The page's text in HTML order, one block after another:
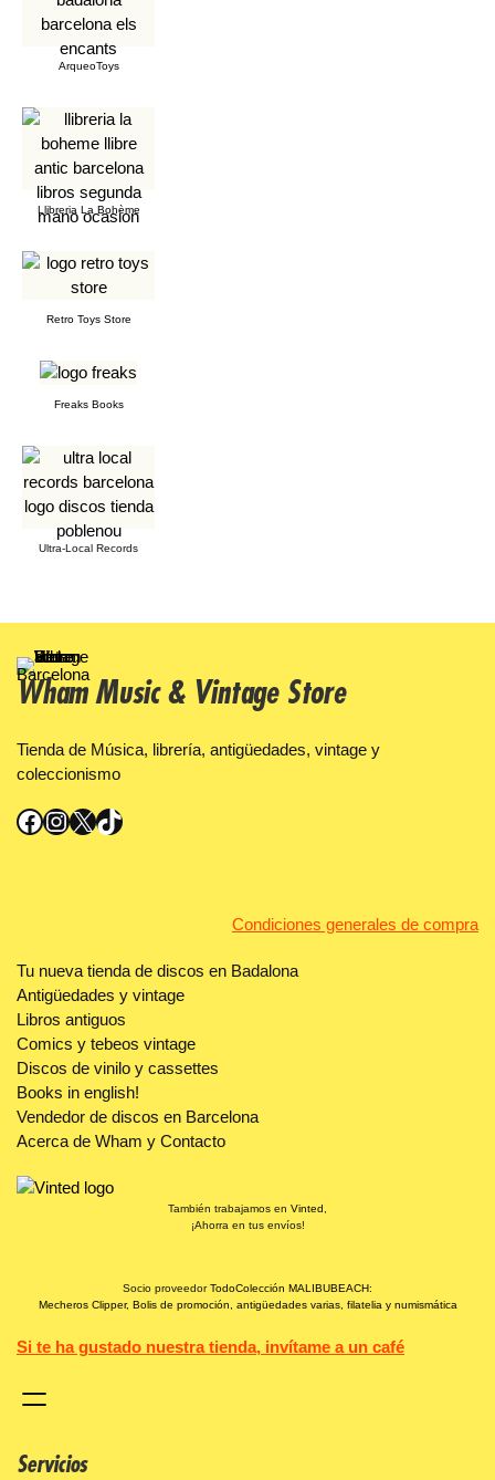
ArqueoToys
Llibreria La Bohème
Retro Toys Store
Freaks Books
Ultra-Local Records
Wham Music & Vintage Store
Tienda de Música, librería, antigüedades, vintage y
coleccionismo
Facebook InstagramX TikTok
Condiciones generales de compra
Tu nueva tienda de discos en Badalona
Antigüedades y vintage
Libros antiguos
Comics y tebeos vintage
Discos de vinilo y cassettes
Books in english!
Vendedor de discos en Barcelona
Acerca de Wham y Contacto
También trabajamos en Vinted,
¡Ahorra en tus envíos!
Socio proveedorTodoColección MALIBUBEACH:
Mecheros Clipper, Bolis de promoción, antigüedades varias, filatelia y numismática
Si te ha gustado nuestra tienda, invítame a un café
Servicios